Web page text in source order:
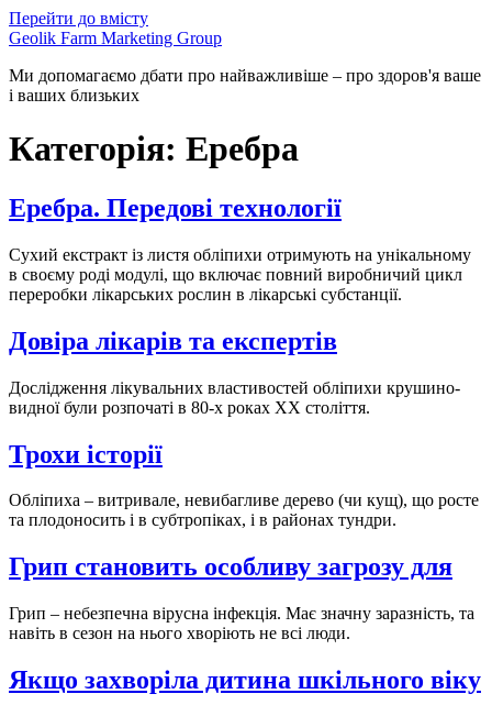
Перейти до вмісту
Geolik Farm Marketing Group
Ми допомагаємо дбати про найважливіше – про здоров'я ваше
і ваших близьких
Категорія: Еребра
Еребра. Передові технології
Сухий екстракт із листя обліпихи отримують на унікальному
в своєму роді модулі, що включає повний виробничий цикл
переробки лікарських рослин в лікарські субстанції.
Довіра лікарів та експертів
Дослідження лікувальних властивостей обліпихи крушино-
видної були розпочаті в 80-х роках ХХ століття.
Трохи історії
Обліпиха – витривале, невибагливе дерево (чи кущ), що росте
та плодоносить і в субтропіках, і в районах тундри.
Грип становить особливу загрозу для
Грип – небезпечна вірусна інфекція. Має значну заразність, та
навіть в сезон на нього хворіють не всі люди.
Якщо захворіла дитина шкільного віку